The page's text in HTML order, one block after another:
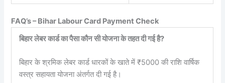
FAQ’s – Bihar Labour Card Payment Check
बिहार लेबर कार्ड का पैसा कौन सी योजना के तहत दी गई है?
बिहार के श्रमिक लेबर कार्ड धारकों के खाते में ₹5000 की राशि वार्षिक
वस्त्र सहायता योजना अंतर्गत दी गई है।